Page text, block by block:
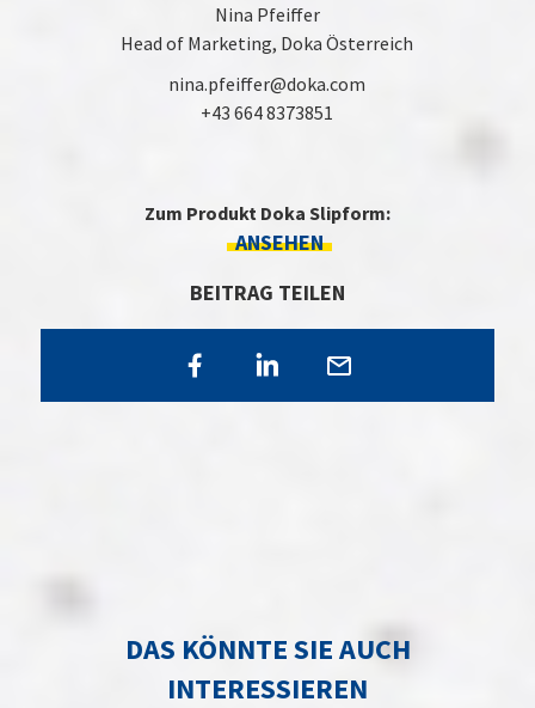
Nina Pfeiffer
Head of Marketing, Doka Österreich
nina.pfeiffer@doka.com
+43 664 8373851
Zum Produkt Doka Slipform:
ANSEHEN
BEITRAG TEILEN
DAS KÖNNTE SIE AUCH
INTERESSIEREN